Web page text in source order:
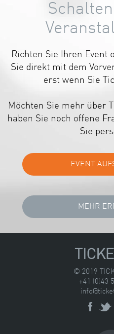
Richten Sie Ihren Event
Sie direkt mit dem
erst wenn Sie
Möchten Sie mehr über
haben Sie noch offene
Sie
© 2019
+41 (0)43